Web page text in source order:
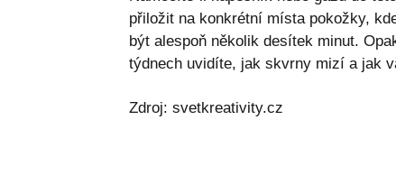
přiložit na konkrétní místa pokožky,
být alespoň několik desítek minut.
týdnech uvidíte, jak skvrny mizí a jak
Zdroj: svetkreativity.cz